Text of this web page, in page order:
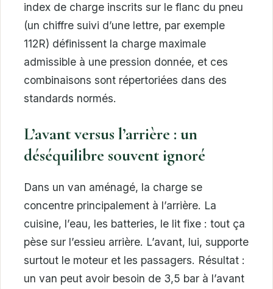
index de charge inscrits sur le flanc du pneu
(un chiffre suivi d’une lettre, par exemple
112R) définissent la charge maximale
admissible à une pression donnée, et ces
combinaisons sont répertoriées dans des
standards normés.
L’avant versus l’arrière : un
déséquilibre souvent ignoré
Dans un van aménagé, la charge se
concentre principalement à l’arrière. La
cuisine, l’eau, les batteries, le lit fixe : tout ça
pèse sur l’essieu arrière. L’avant, lui, supporte
surtout le moteur et les passagers. Résultat :
un van peut avoir besoin de 3,5 bar à l’avant